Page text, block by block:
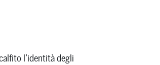
l’identità degli